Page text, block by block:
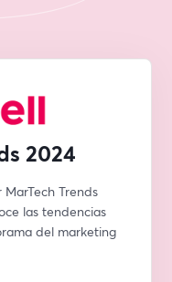
2024
Trends
las tendencias
del marketing